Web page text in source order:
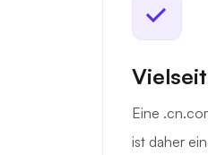
Eine
ist daher